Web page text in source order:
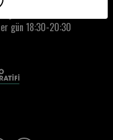
gün 18:30-20:30